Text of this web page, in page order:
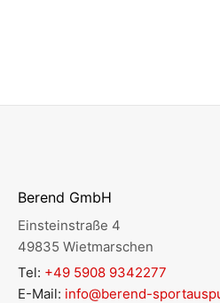
Berend GmbH
Einsteinstraße 4
49835 Wietmarschen
Tel: +49 5908 9342277
E-Mail: info@berend-